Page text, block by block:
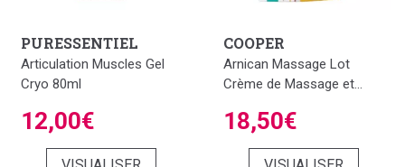
PURESSENTIEL
Articulation Muscles Gel
Cryo 80ml
12,00€
COOPER
Arnican Massage Lot
Crème de Massage et...
18,50€